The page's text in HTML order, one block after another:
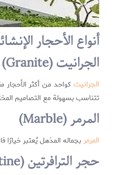
أنواع الأحجار
الجرانيت (Granite)
الجرانيت كواحد من أكثر الأحجار
تتناسب بسهولة مع التصاميم
المرمر (Marble)
المرمربجماله المذهل يُعتبر خيارًا
حجر الترافرتين (Travertine)